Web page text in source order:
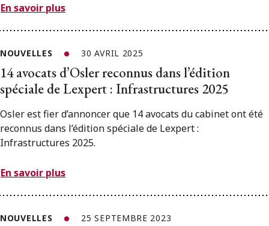
En savoir plus
NOUVELLES 30 AVRIL 2025
14 avocats d’Osler reconnus dans l’édition
spéciale de Lexpert : Infrastructures 2025
Osler est fier d’annoncer que 14 avocats du cabinet ont été
reconnus dans l’édition spéciale de Lexpert :
Infrastructures 2025.
En savoir plus
NOUVELLES 25 SEPTEMBRE 2023